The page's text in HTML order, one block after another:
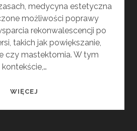
medycyna estetyczna
możliwości poprawy
rekonwalescencji po
takich jak powiększanie,
czy mastektomia. W tym
kontekście,…
WIĘCEJ